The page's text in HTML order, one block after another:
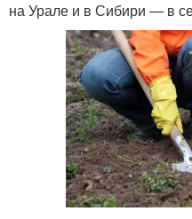
на Урале и в Сибири — в